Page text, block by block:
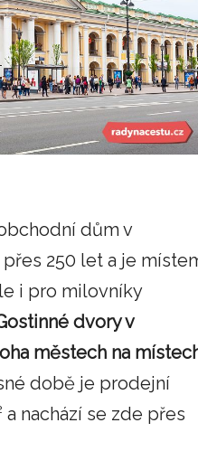
dům v
250 let a je
i pro milovníky
dvory v
městech na
době je prodejní
nachází se zde přes